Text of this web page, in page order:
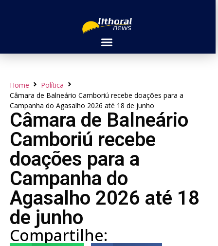
Home
Política
Câmara de Balneário Camboriú recebe doações para a
Campanha do Agasalho 2026 até 18 de junho
Câmara de Balneário
Camboriú recebe
doações para a
Campanha do
Agasalho 2026 até 18
de junho
Compartilhe: